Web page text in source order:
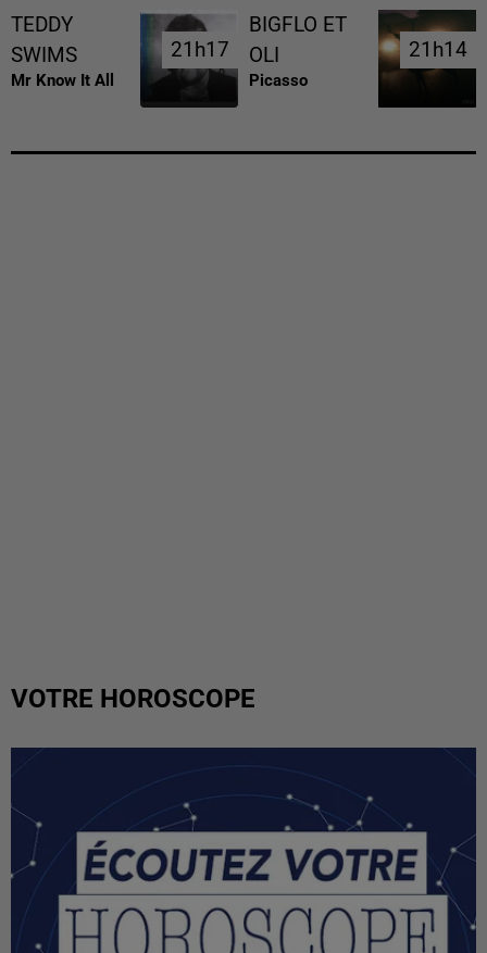
TEDDY
SWIMS
Mr Know It All
21h17
21h17
BIGFLO ET
OLI
Picasso
21h14
21h14
VOTRE HOROSCOPE